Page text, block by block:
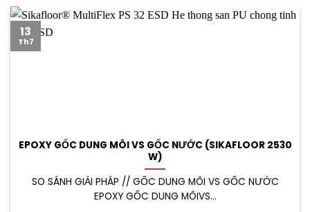
EPOXY GỐC DUNG MÔI VS GỐC NƯỚC (SIKAFLOOR 2530
W)
SO SÁNH GIẢI PHÁP // GỐC DUNG MÔI VS GỐC NƯỚC
EPOXY GỐC DUNG MÔIVS...
13
Th7